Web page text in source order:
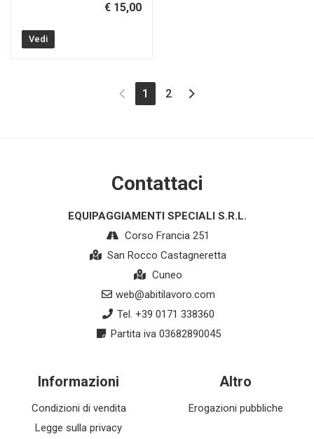
€ 15,00
Vedi
1 (current)
2
Contattaci
EQUIPAGGIAMENTI SPECIALI S.R.L.
Corso Francia 251
San Rocco Castagneretta
Cuneo
web@abitilavoro.com
Tel. +39 0171 338360
Partita iva 03682890045
Informazioni
Condizioni di vendita
Legge sulla privacy
Altro
Erogazioni pubbliche